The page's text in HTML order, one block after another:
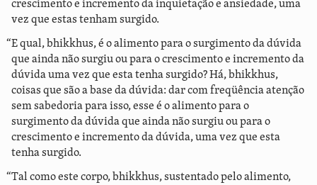
crescimento e incremento da inquietação e ansiedade, uma
vez que estas tenham surgido.
“E qual, bhikkhus, é o alimento para o surgimento da dúvida
que ainda não surgiu ou para o crescimento e incremento da
dúvida uma vez que esta tenha surgido? Há, bhikkhus,
coisas que são a base da dúvida: dar com freqüência atenção
sem sabedoria para isso, esse é o alimento para o
surgimento da dúvida que ainda não surgiu ou para o
crescimento e incremento da dúvida, uma vez que esta
tenha surgido.
“Tal como este corpo, bhikkhus, sustentado pelo alimento,